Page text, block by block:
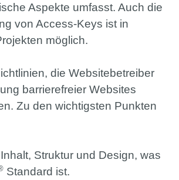
Aspekte umfasst. Auch die
von Access-Keys ist in
möglich.
die Websitebetreiber
barrierefreier Websites
Zu den wichtigsten Punkten
Struktur und Design, was
Standard ist.